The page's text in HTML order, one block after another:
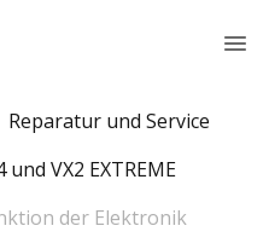
Reparatur und Service
und VX2 EXTREME
der Elektronik